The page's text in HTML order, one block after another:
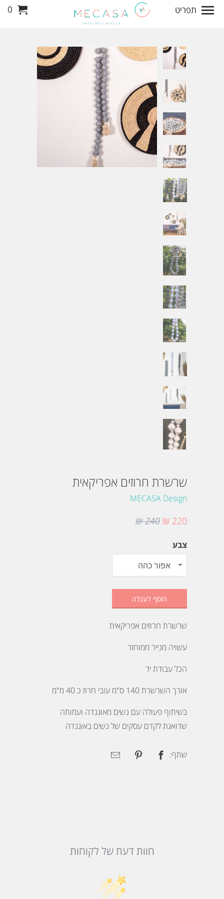
שרשרת חרוזים אפריקאית
MECASA Design
220 ₪
240 ₪
צבע
הוסף לעגלה
שרשרת חרוזים אפריקאית
עשויה מנייר ממוחזר
הכל עבודת יד
אורך השרשרת 140 ס"מ עובי חרוז כ 40 מ"מ
בשיתוף פעולה עם נשים מאוגנדה ועמותה
שדואגת לקדם עסקים של נשים באוגנדה
שתף:
חוות דעת של לקוחות
0 תפריט